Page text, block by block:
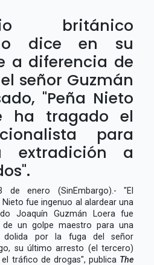
británico
dice en su
a diferencia de
señor Guzmán
"Peña Nieto
ha tragado el
para
extradición a
de enero (SinEmbargo).- "El
fue ingenuo al alardear una
Joaquín Guzmán Loera fue
un golpe maestro para una
dolida por la fuga del señor
su último arresto (el tercero)
tráfico de drogas", publica The